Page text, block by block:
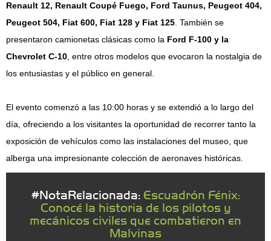
Renault 12, Renault Coupé Fuego, Ford Taunus, Peugeot 404,
Peugeot 504, Fiat 600, Fiat 128 y Fiat 125. También se
presentaron camionetas clásicas como la Ford F-100 y la
Chevrolet C-10, entre otros modelos que evocaron la nostalgia de
los entusiastas y el público en general.
El evento comenzó a las 10:00 horas y se extendió a lo largo del
día, ofreciendo a los visitantes la oportunidad de recorrer tanto la
exposición de vehículos como las instalaciones del museo, que
alberga una impresionante colección de aeronaves históricas.
#NotaRelacionada: Escuadrón Fénix:
Conocé la historia de los pilotos y
mecánicos civiles que combatieron en
Malvinas